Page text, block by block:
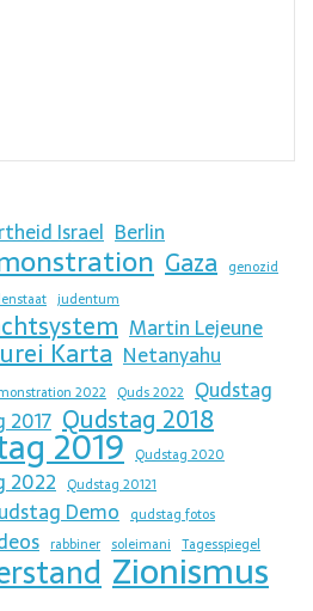
Israel Berlin
Gaza genozid
judentum
Martin Lejeune
Karta Netanyahu
2022 Quds 2022 Qudstag
2017 Qudstag 2018
2019 Qudstag 2020
2022 Qudstag 20121
Demo qudstag fotos
rabbiner soleimani Tagesspiegel
Zionismus